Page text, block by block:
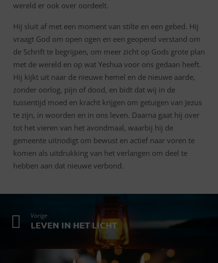
wereld er ook over oordeelt.
Hij sluit af met een moment van stilte en een gebed. Hij
vraagt God om open ogen en een geopend verstand om
de Schrift te begrijpen, om meer zicht op Gods grote plan
met de wereld en op wat Yeshua voor ons gedaan heeft.
Hij kijkt uit naar de nieuwe hemel en de nieuwe aarde,
zonder oorlog, pijn of dood, en bidt dat wij in de
tussentijd moed en kracht krijgen om getuigen van Jezus
te zijn, in woorden en in ons leven. Daarna gaat hij over
tot het vieren van het avondmaal, waarbij hij de
gemeente uitnodigt om bewust en actief naar voren te
komen als uitdrukking van het verlangen om deel te
hebben aan dat nieuwe verbond.
Vorige
LEVEN IN HET LICHT